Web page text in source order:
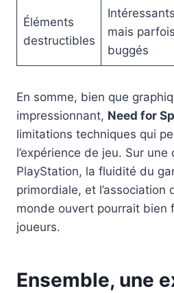
Éléments
destructibles
Intéressants
mais parfois
buggés
En somme, bien que
impressionnant, Need for
limitations techniques qui
l’expérience de jeu. Sur
PlayStation, la fluidité du
primordiale, et l’association
monde ouvert pourrait bien
joueurs.
Ensemble, une